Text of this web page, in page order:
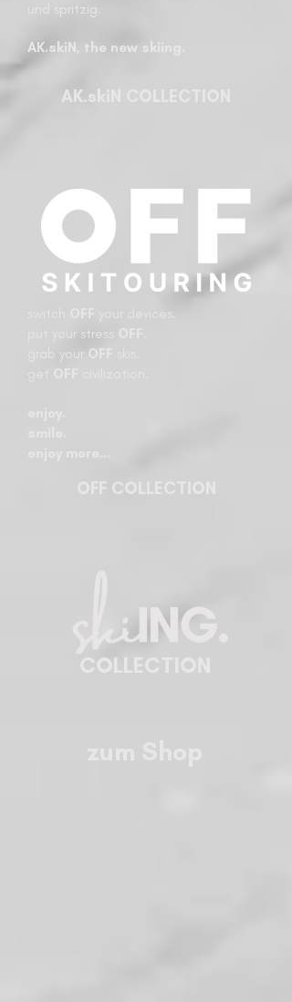
und spritzig.
AK.skiN, the new skiing.
AK.skiN COLLECTION
your devices.
put your stress
grab your OFF
OFF
OFF COLLECTION
COLLECTION